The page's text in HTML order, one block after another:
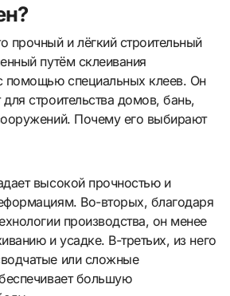
прочный и лёгкий строительный
путём склеивания
помощью специальных клеев. Он
строительства домов, бань,
Почему его выбирают
высокой прочностью и
Во-вторых, благодаря
производства, он менее
и усадке. В-третьих, из него
или сложные
большую